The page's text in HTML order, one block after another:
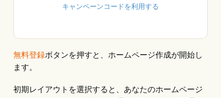
無料登録ボタンを押すと、ホームページ作成が開始し
ます。
初期レイアウトを選択すると、あなたのホームページ